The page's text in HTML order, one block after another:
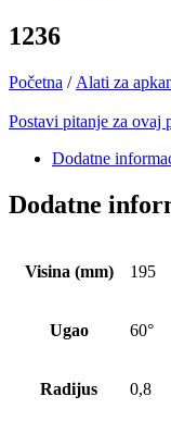
1236
Početna / Alati za
Postavi pitanje za ovaj
Dodatne
Dodatne
Visina (mm) 195
Ugao 60°
Radijus 0,8